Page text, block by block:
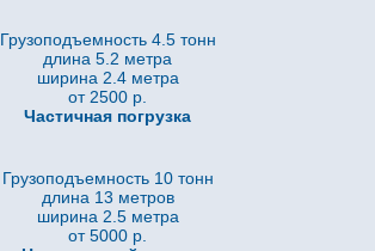
Грузоподъемность 4.5 тонн
длина 5.2 метра
ширина 2.4 метра
от 2500 р.
Частичная погрузка
Грузоподъемность 10 тонн
длина 13 метров
ширина 2.5 метра
от 5000 р.